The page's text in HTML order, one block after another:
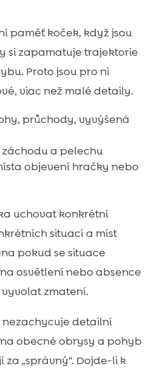
paměť koček, když jsou
si zapamatuje trajektorie
Proto jsou pro ni
viac než malé detaily.
průchody, vyvýšená
záchodu a pelechu
objevení hračky nebo
uchovat konkrétní
situací a míst
pokud se situace
osvětlení nebo absence
zmatení.
nezachycuje detailní
obecné obrysy a pohyb
„správný“. Dojde-li k